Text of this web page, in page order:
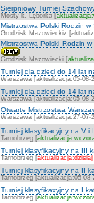
Sierpniowy Turniej
Mosty k. Lęborka [
Mistrzostwa Polski Rodzin
Grodzisk Mazowieckiz
Mistrzostwa Polski Rodzin
Grodzisk Mazowiecki [
Turniej dla dzieci do 14 lat
Warszawa [aktualizacja:05-08-
Turniej dla dzieci do 14 lat
Warszawa [aktualizacja:05-08-
Otwarte Mistrzostwa
Warszawa [aktualizacja:27-07-
Turniej klasyfikacyjny na V i
Tarnobrzeg [
Turniej klasyfikacyjny na III
Tarnobrzeg [aktualizacja:dzisiaj
Turniej klasyfikacyjny na II
Tarnobrzeg [aktualizacja:05-08-
Turniej klasyfikaxyjny na I
Tarnobrzeg [